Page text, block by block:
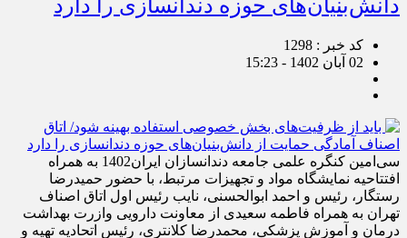
دانش‌بنیان‌های حوزه دندانسازی را دارد
کد خبر : 1298
02 آبان 1402 - 15:23
سی‌امین کنگره علمی جامعه دندانسازان ایران1402 به همراه
افتتاحیه نمایشگاه مواد و تجهیزات مرتبط، با حضور حمیدرضا
رستگار، رئیس و احمد ابوالحسنی، نایب رئیس اول اتاق اصناف
تهران به همراه فاطمه سعیدی از معاونت دارویی وازرت بهداشت
درمان و آموزش پزشکی، محمدرضا کلانتری، رئیس اتحادیه تهیه و